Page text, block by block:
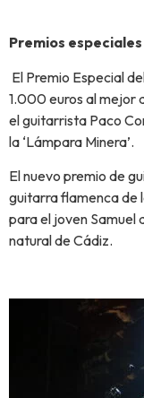
Premios especiales
El Premio Especial
1.000 euros al mejor
el guitarrista Paco
la ‘Lámpara Minera’.
El nuevo premio de
guitarra flamenca de
para el joven Samuel
natural de Cádiz.